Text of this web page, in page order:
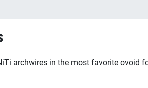
archwires in the most favorite ovoid